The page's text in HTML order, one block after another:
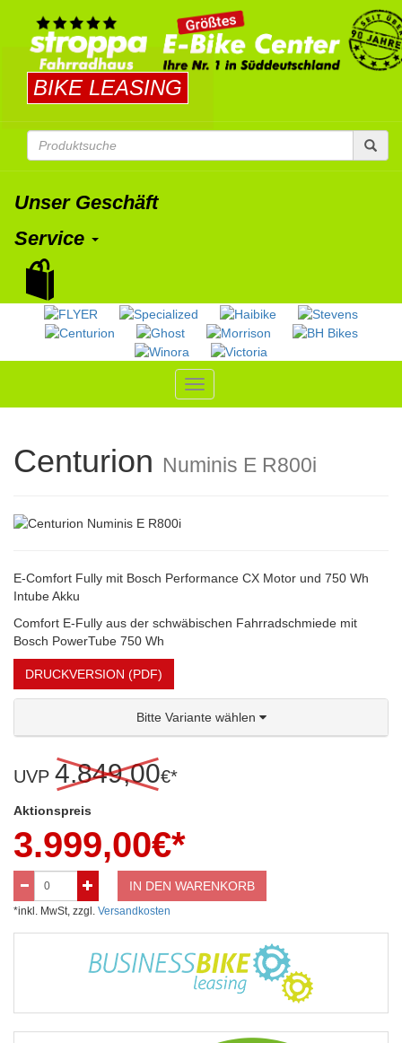
BIKE LEASING
Unser Geschäft
Service
Toggle
Centurion Numinis E R800i
E-Comfort Fully mit Bosch Performance CX Motor und 750 Wh
Intube Akku
Comfort E-Fully aus der schwäbischen Fahrradschmiede mit
Bosch PowerTube 750 Wh
DRUCKVERSION (PDF)
Bitte Variante wählen
UVP 4.849,00€*
Aktionspreis
3.999,00€*
IN DEN WARENKORB
*inkl. MwSt, zzgl. Versandkosten